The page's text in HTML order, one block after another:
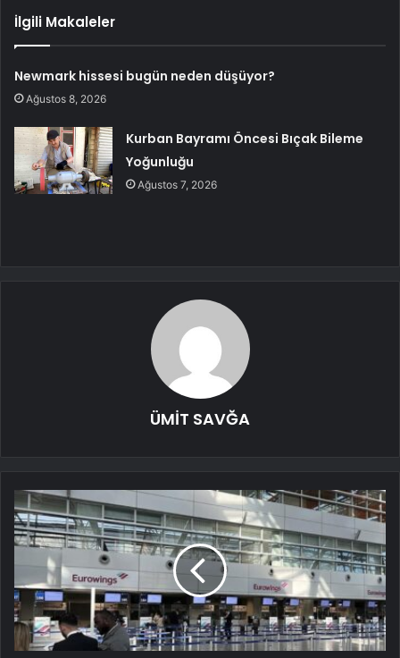
İlgili Makaleler
Newmark hissesi bugün neden düşüyor?
Ağustos 8, 2026
Kurban Bayramı Öncesi Bıçak Bileme
Yoğunluğu
Ağustos 7, 2026
ÜMİT SAVĞA